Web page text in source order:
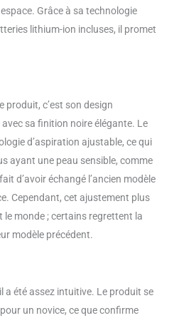
Grâce à sa technologie
lithium-ion incluses, il promet
produit, c’est son design
sa finition noire élégante. Le
d’aspiration ajustable, ce qui
ayant une peau sensible, comme
d’avoir échangé l’ancien modèle
Cependant, cet ajustement plus
le monde ; certains regrettent la
modèle précédent.
a été assez intuitive. Le produit se
un novice, ce que confirme